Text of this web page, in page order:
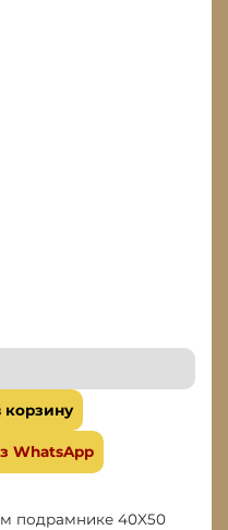
корзину
WhatsApp
подрамнике 40X50